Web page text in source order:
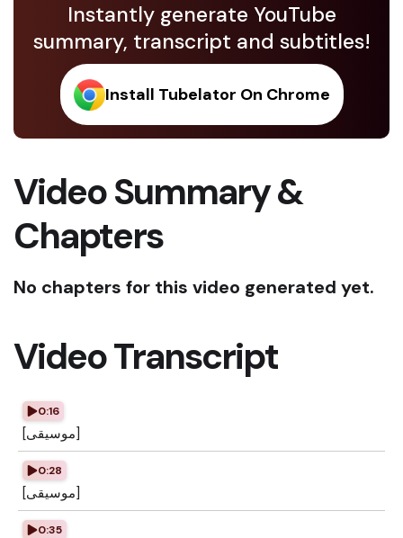
Instantly generate YouTube
summary, transcript and subtitles!
Install Tubelator On Chrome
Video Summary &
Chapters
No chapters for this video generated yet.
Video Transcript
0:16
[موسيقى]
0:28
[موسيقى]
0:35